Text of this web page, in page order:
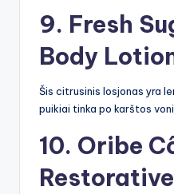
9. Fresh
Body
Šis citrusinis losjonas yra
puikiai tinka po karštos
10. Oribe